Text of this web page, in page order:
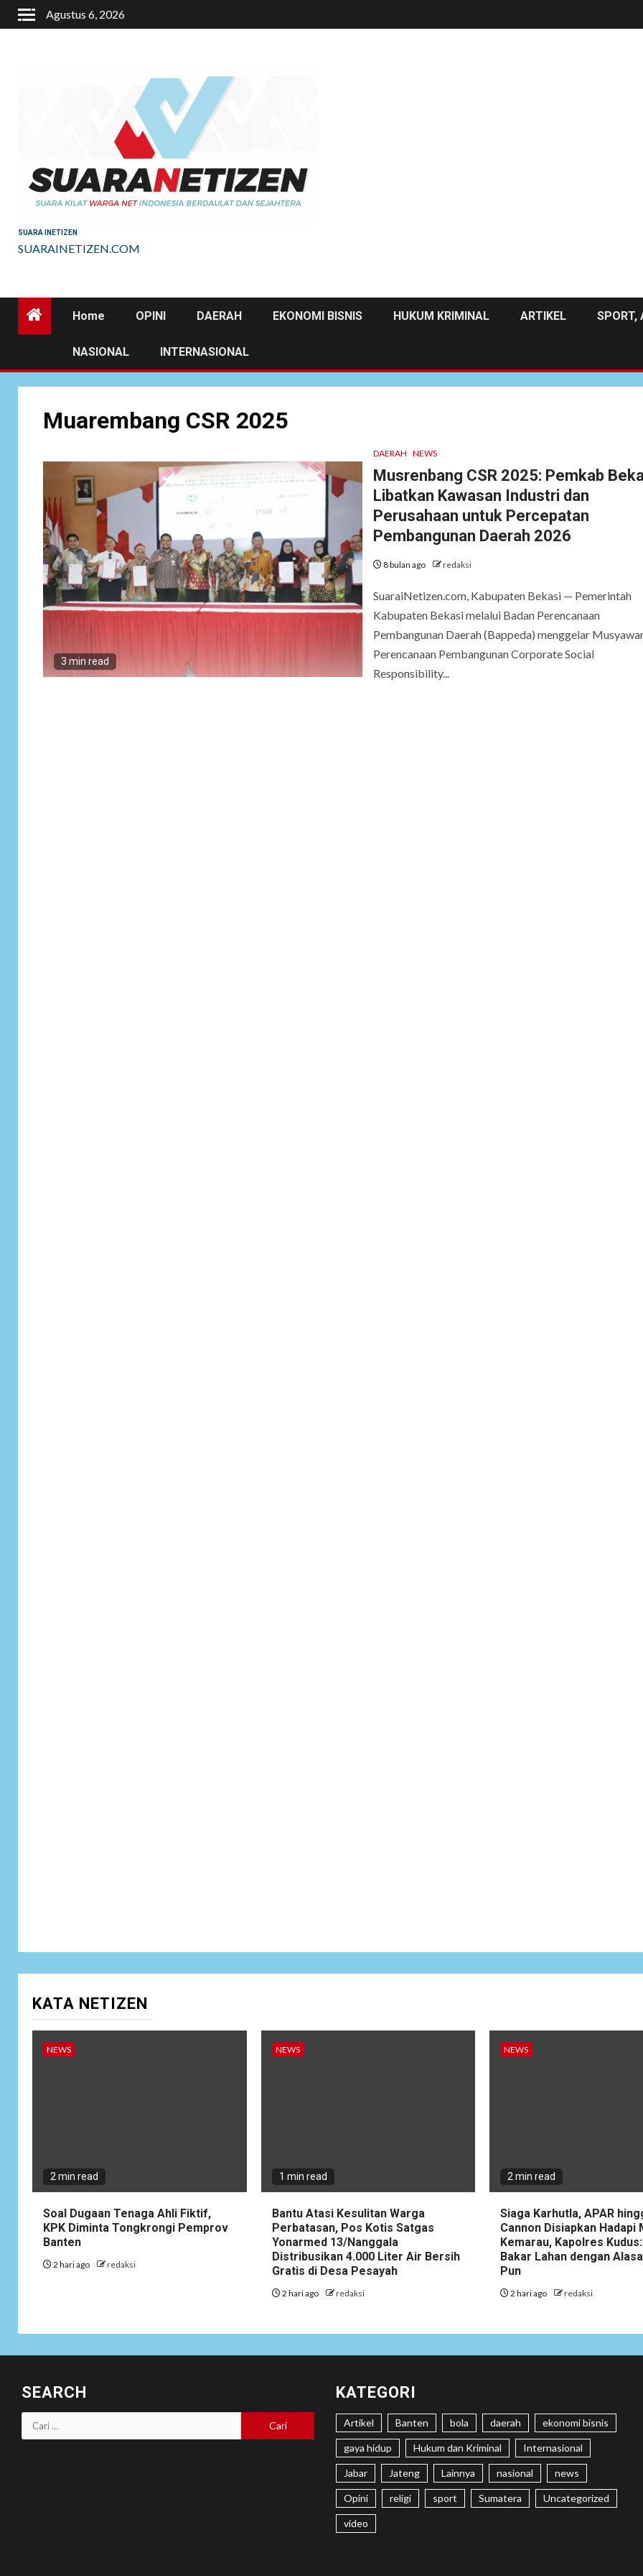
Skip
to
Agustus 6, 2026
SUARA INETIZEN
SUARAINETIZEN.COM
Home OPINI DAERAH EKONOMI BISNIS HUKUM KRIMINAL ARTIKEL SPORT,
NASIONAL INTERNASIONAL
Muarembang CSR 2025
3 min read
DAERAH NEWS
Musrenbang CSR 2025: Pemkab
Libatkan Kawasan Industri dan
Perusahaan untuk Percepatan
Pembangunan Daerah 2026
8 bulan ago redaksi
SuaraiNetizen.com, Kabupaten Bekasi — Pemerintah
Kabupaten Bekasi melalui Badan Perencanaan
Pembangunan Daerah (Bappeda) menggelar
Perencanaan Pembangunan Corporate Social
Responsibility...
KATA NETIZEN
NEWS
2 min read
Soal Dugaan Tenaga Ahli Fiktif,
KPK Diminta Tongkrongi Pemprov
Banten
2 hari ago redaksi
NEWS
1 min read
Bantu Atasi Kesulitan Warga
Perbatasan, Pos Kotis Satgas
Yonarmed 13/Nanggala
Distribusikan 4.000 Liter Air Bersih
Gratis di Desa Pesayah
2 hari ago redaksi
NEWS
2 min read
Siaga Karhutla, APAR
Cannon Disiapkan Hadapi
Kemarau, Kapolres
Bakar Lahan dengan
Pun
2 hari ago redaksi
SEARCH
Cari
untuk:
KATEGORI
Artikel Banten bola daerah ekonomi bisnis
gaya hidup Hukum dan Kriminal Internasional
Jabar Jateng Lainnya nasional news
Opini religi sport Sumatera Uncategorized
video